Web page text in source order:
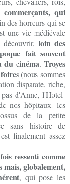
commerçants, qui
des horreurs qui se
une vie médiévale
découvrir,loin des
fait souvent
du cinéma.Troyes
(nous sommes
disparate, riche,
pas d'Anne, l'Hotel-
nos hôpitaux, les
de la petite
sans histoire de
finalement assez
ressenti comme
mais, globalement,
, qui pose les